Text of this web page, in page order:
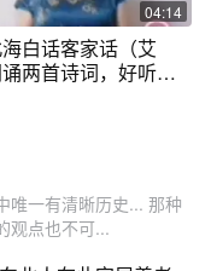
04:14
白话客家话（艾
两首诗词，好听极
唯一有清晰历史... 那种
观点也不可...